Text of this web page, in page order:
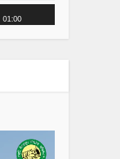
01:00